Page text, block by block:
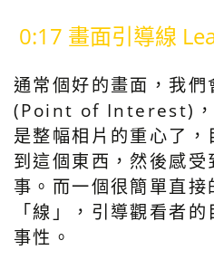
0:17 畫面引導線
通常個好的畫面，我們
(Point of Interest)，
是整幅相片的重心了
到這個東西，然後感
事。而一個很簡單直
「線」，引導觀看者
事性。